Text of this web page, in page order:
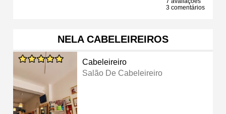
3 comentários
NELA CABELEIREIROS
Cabeleireiro
Salão De Cabeleireiro